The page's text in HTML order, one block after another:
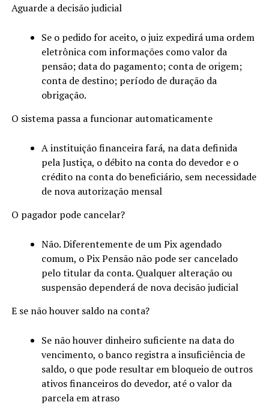
Aguarde a decisão judicial
Se o pedido for aceito, o juiz expedirá uma ordem
eletrônica com informações como valor da
pensão; data do pagamento; conta de origem;
conta de destino; período de duração da
obrigação.
O sistema passa a funcionar automaticamente
A instituição financeira fará, na data definida
pela Justiça, o débito na conta do devedor e o
crédito na conta do beneficiário, sem necessidade
de nova autorização mensal
O pagador pode cancelar?
Não. Diferentemente de um Pix agendado
comum, o Pix Pensão não pode ser cancelado
pelo titular da conta. Qualquer alteração ou
suspensão dependerá de nova decisão judicial
E se não houver saldo na conta?
Se não houver dinheiro suficiente na data do
vencimento, o banco registra a insuficiência de
saldo, o que pode resultar em bloqueio de outros
ativos financeiros do devedor, até o valor da
parcela em atraso